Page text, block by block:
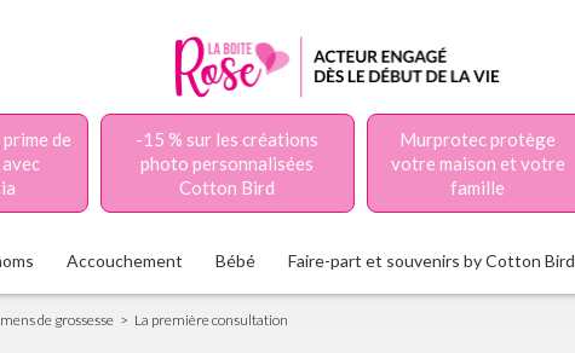
de
-15 % sur les créations
photo personnalisées
Cotton Bird
Murprotec protège
votre maison et votre
famille
Accouchement Bébé Faire-part et souvenirs by Cotton Bird
de grossesse La première consultation